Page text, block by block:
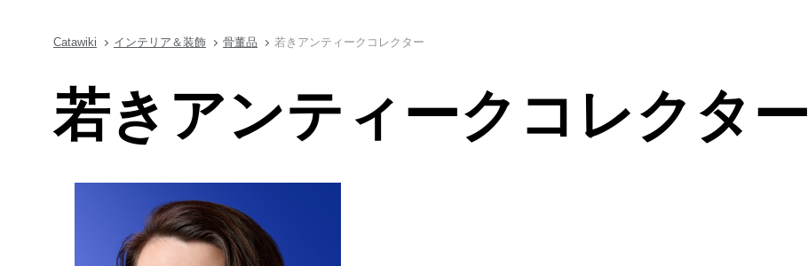
Catawiki インテリア＆装飾 骨董品 若きアンティークコレクター
若きアンティークコレクター